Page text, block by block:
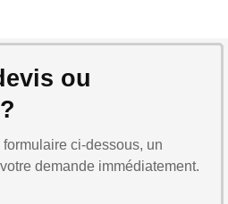
ou
ci-dessous, un
demande immédiatement.